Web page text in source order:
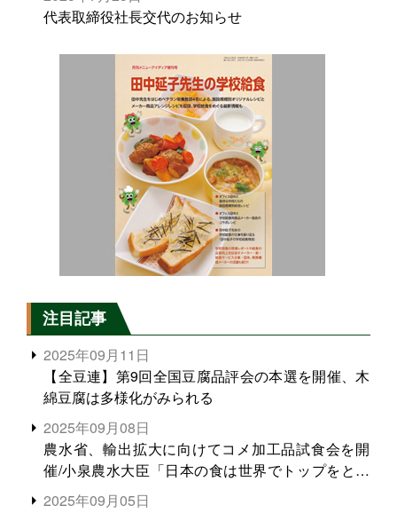
代表取締役社長交代のお知らせ
注目記事
2025年09月11日
【全豆連】第9回全国豆腐品評会の本選を開催、木
綿豆腐は多様化がみられる
2025年09月08日
農水省、輸出拡大に向けてコメ加工品試食会を開
催/小泉農水大臣「日本の食は世界でトップをとれ
る。米増産に向けて、米輸出需要の拡大を」
2025年09月05日